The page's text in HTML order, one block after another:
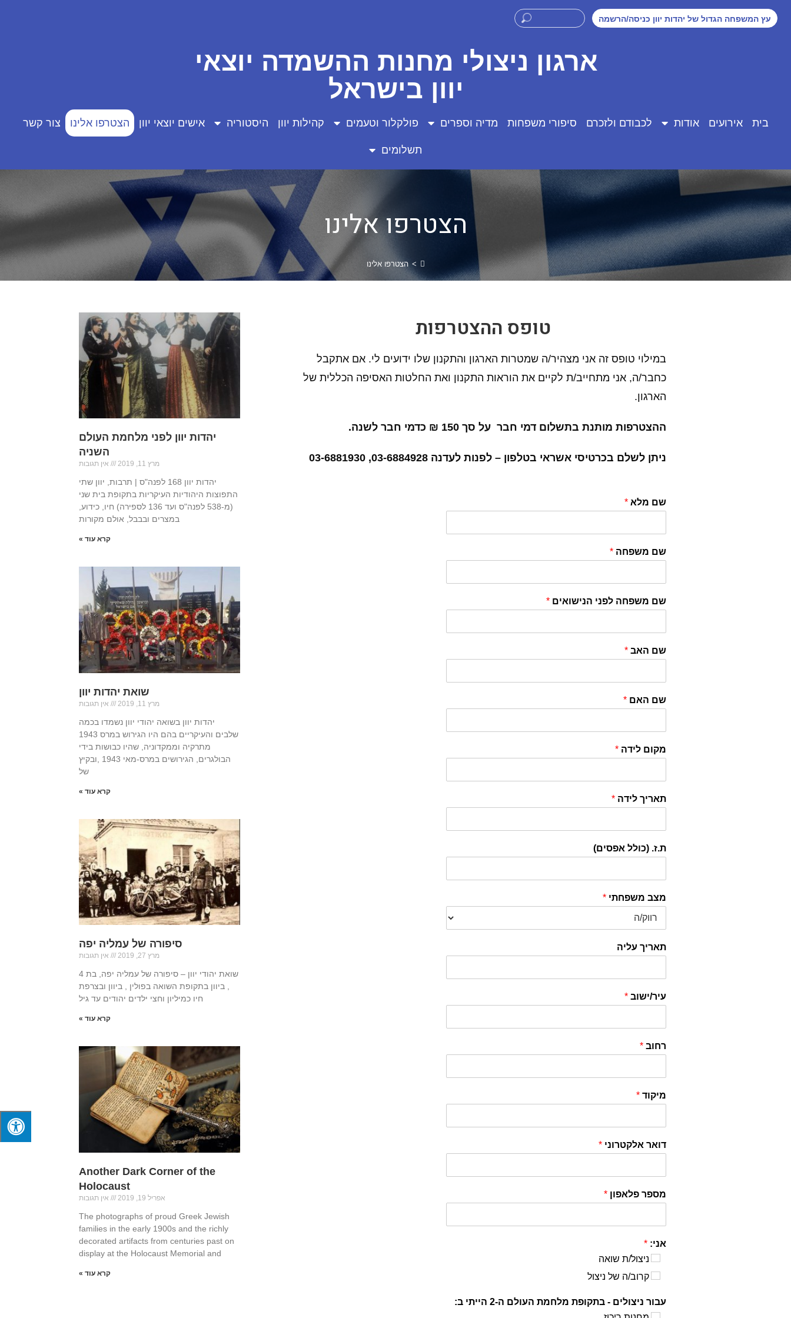
עץ המשפחה הגדול של יהדות יוון כניסה/הרשמה
ארגון ניצולי מחנות ההשמדה יוצאי
יוון בישראל
בית אירועים אודות לכבודם ולזכרם סיפורי משפחות מדיה וספרים פולקלור וטעמים קהילות יוון היסטוריה אישים יוצאי יוון הצטרפו אלינו צור קשר
תשלומים
הצטרפו אלינו
> הצטרפו אלינו
טופס ההצטרפות
במילוי טופס זה אני מצהיר/ה שמטרות הארגון והתקנון שלו ידועים לי. אם אתקבל
כחבר/ה, אני מתחייב/ת לקיים את הוראות התקנון ואת החלטות האסיפה הכללית של
הארגון.
ההצטרפות מותנת בתשלום דמי חבר על סך 150 ₪ כדמי חבר לשנה.
ניתן לשלם בכרטיסי אשראי בטלפון – לפנות לעדנה 03-6884928, 03-6881930
שם מלא *
שם משפחה *
שם משפחה לפני הנישואים *
שם האב *
שם האם *
מקום לידה *
תאריך לידה *
ת.ז. (כולל אפסים)
מצב משפחתי *
תאריך עליה
עיר/ישוב *
רחוב *
מיקוד *
דואר אלקטרוני *
מספר פלאפון *
אני: *
ניצול/ת שואה
קרוב/ה של ניצול
עבור ניצולים - בתקופת מלחמת העולם ה-2 הייתי ב:
יהדות יוון לפני מלחמת העולם
השניה
מרץ 11, 2019 אין תגובות
יהדות יוון 168 לפנה"ס | תרבות, יוון שתי
התפוצות היהודיות העיקריות בתקופת בית שני
(מ-538 לפנה"ס ועד 136 לספירה) חיו, כידוע,
במצרים ובבבל, אולם מקורות
קרא עוד »
שואת יהדות יוון
מרץ 11, 2019 אין תגובות
יהדות יוון בשואה יהודי יוון נשמדו בכמה
שלבים והעיקריים בהם היו הגירוש במרס 1943
מתרקיה וממקדוניה, שהיו כבושות בידי
הבולגרים, הגירושים במרס-מאי 1943 ,ובקיץ
של
קרא עוד »
סיפורה של עמליה יפה
מרץ 27, 2019 אין תגובות
שואת יהודי יוון – סיפורה של עמליה יפה, בת 4
, ביוון בתקופת השואה בפולין , ביוון ובצרפת
חיו כמיליון וחצי ילדים יהודים עד גיל
קרא עוד »
Another Dark Corner of the
Holocaust
אפריל 19, 2019 אין תגובות
The photographs of proud Greek Jewish
families in the early 1900s and the richly
decorated artifacts from centuries past on
display at the Holocaust Memorial and
קרא עוד »